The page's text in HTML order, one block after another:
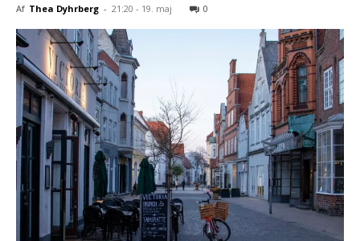
Af Thea Dyhrberg - 21:20 - 19. maj 0